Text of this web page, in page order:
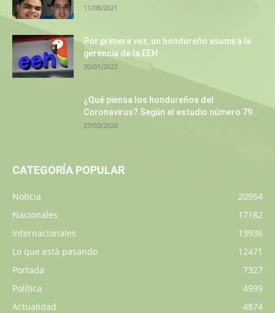
11/08/2021
Por primera vez, un hondureño asumirá la
gerencia de la EEH
30/01/2022
¿Qué piensa los hondureños del
Coronavirus? Según el estudio número 79...
27/03/2020
CATEGORÍA POPULAR
Noticia
20954
Nacionales
17182
Internacionales
13936
Lo que está pasando
12471
Portada
7327
Política
4999
Actualidad
4874